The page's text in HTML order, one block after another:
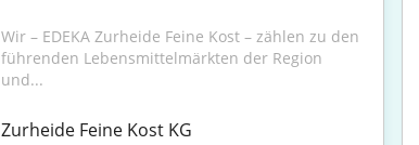
Wir – EDEKA Zurheide Feine Kost – zählen zu den
führenden Lebensmittelmärkten der Region
und...
Zurheide Feine Kost KG